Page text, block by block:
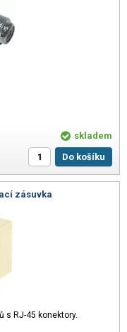
skladem
Do košíku
zásuvka
s RJ-45 konektory.